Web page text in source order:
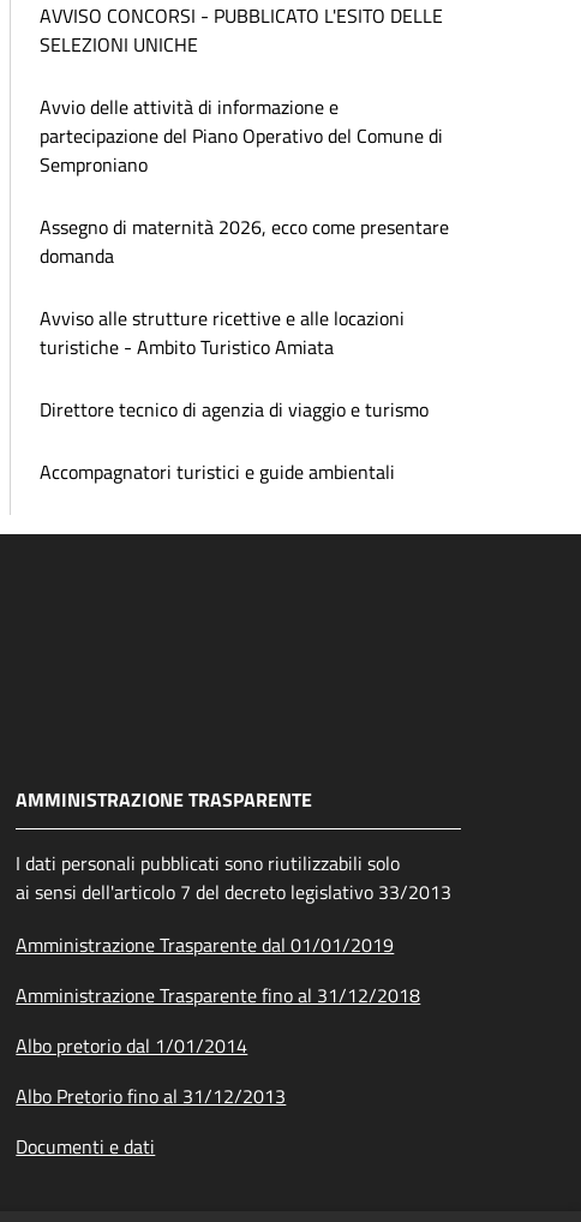
AVVISO CONCORSI - PUBBLICATO L'ESITO DELLE
SELEZIONI UNICHE
Avvio delle attività di informazione e
partecipazione del Piano Operativo del Comune di
Semproniano
Assegno di maternità 2026, ecco come presentare
domanda
Avviso alle strutture ricettive e alle locazioni
turistiche - Ambito Turistico Amiata
Direttore tecnico di agenzia di viaggio e turismo
Accompagnatori turistici e guide ambientali
AMMINISTRAZIONE TRASPARENTE
I dati personali pubblicati sono riutilizzabili solo
ai sensi dell'articolo 7 del decreto legislativo 33/2013
Amministrazione Trasparente dal 01/01/2019
Amministrazione Trasparente fino al 31/12/2018
Albo pretorio dal 1/01/2014
Albo Pretorio fino al 31/12/2013
Documenti e dati